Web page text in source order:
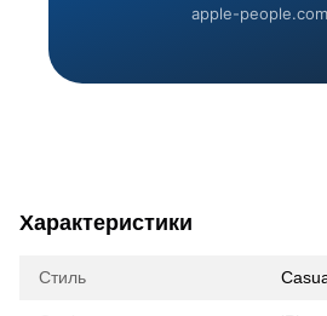
apple-
Характеристики
Стиль